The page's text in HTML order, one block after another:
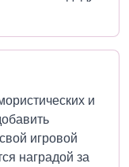
и
игровой
наградой за